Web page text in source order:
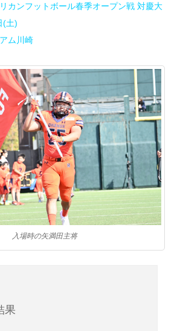
カンフットボール春季オープン戦 対慶大
(土)
ム川崎
入場時の矢満田主将
果